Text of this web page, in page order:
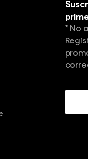
* No